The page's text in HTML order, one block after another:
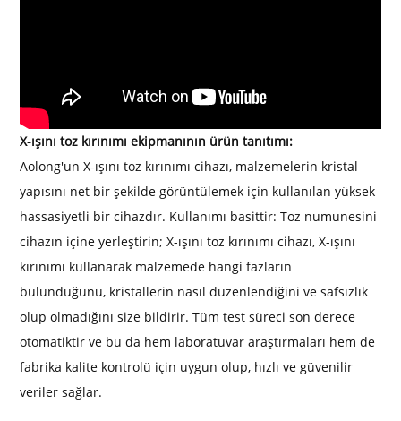
X-ışını toz kırınımı ekipmanının ürün tanıtımı:
Aolong'un X-ışını toz kırınımı cihazı, malzemelerin kristal
yapısını net bir şekilde görüntülemek için kullanılan yüksek
hassasiyetli bir cihazdır. Kullanımı basittir: Toz numunesini
cihazın içine yerleştirin; X-ışını toz kırınımı cihazı, X-ışını
kırınımı kullanarak malzemede hangi fazların
bulunduğunu, kristallerin nasıl düzenlendiğini ve safsızlık
olup olmadığını size bildirir. Tüm test süreci son derece
otomatiktir ve bu da hem laboratuvar araştırmaları hem de
fabrika kalite kontrolü için uygun olup, hızlı ve güvenilir
veriler sağlar.